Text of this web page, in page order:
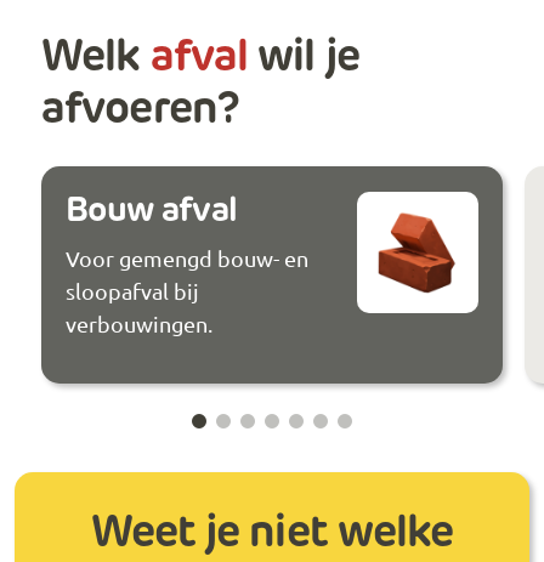
Welk afval wil je
afvoeren?
Bouw afval
Voor gemengd bouw- en
sloopafval bij
verbouwingen.
Weet je niet welke